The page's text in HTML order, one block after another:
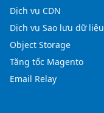
Dịch vụ CDN
Dịch vụ Sao lưu dữ liệu
Object Storage
Tăng tốc Magento
Email Relay